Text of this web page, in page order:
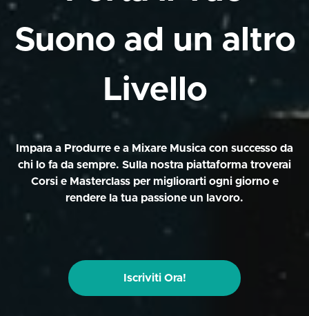
Suono ad un altro
Livello
Impara a Produrre e a Mixare Musica con successo da
chi lo fa da sempre. Sulla nostra piattaforma troverai
Corsi e Masterclass per migliorarti ogni giorno e
rendere la tua passione un lavoro.
Iscriviti Ora!